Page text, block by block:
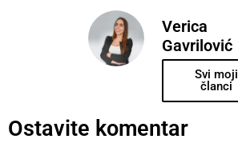
Verica
Gavrilović
Svi moji
članci
Ostavite komentar